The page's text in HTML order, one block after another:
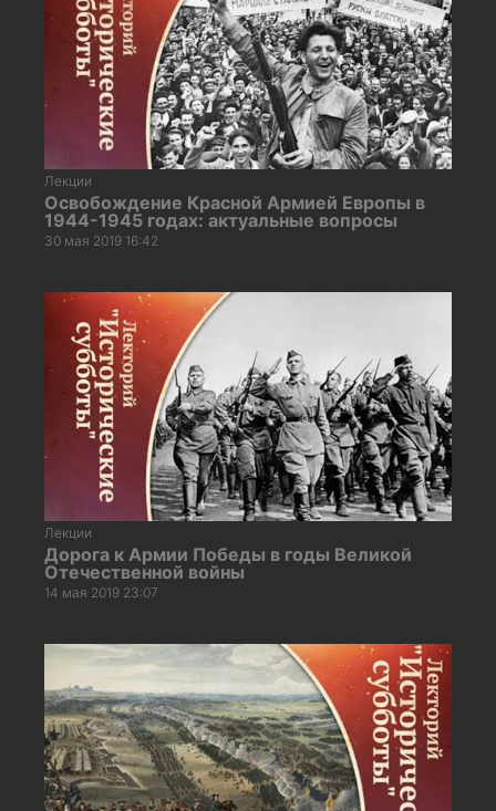
Лекции
Освобождение Красной Армией Европы в
1944-1945 годах: актуальные вопросы
30 мая 2019 16:42
Лекции
Дорога к Армии Победы в годы Великой
Отечественной войны
14 мая 2019 23:07